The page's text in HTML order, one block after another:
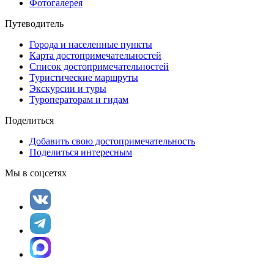
Фотогалерея
Путеводитель
Города и населенные пункты
Карта достопримечательностей
Список достопримечательностей
Туристические маршруты
Экскурсии и туры
Туроператорам и гидам
Поделиться
Добавить свою достопримечательность
Поделиться интересным
Мы в соцсетях